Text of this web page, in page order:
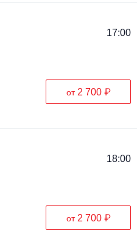
17:00
от 2 700 ₽
18:00
от 2 700 ₽